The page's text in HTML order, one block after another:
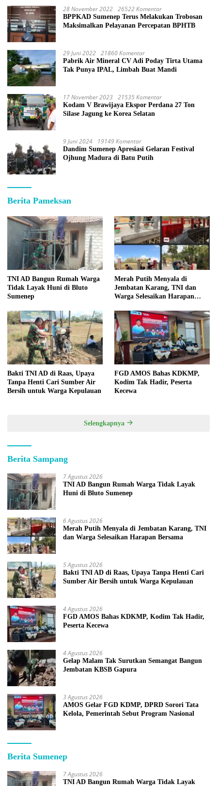
28 November 2022 26522 Komentar
BPPKAD Sumenep Terus Melakukan Trobosan
Maksimalkan Pelayanan Percepatan BPHTB
29 Juni 2022 21860 Komentar
Pabrik Air Mineral CV Adi Poday Tirta Utama
Tak Punya IPAL, Limbah Buat Mandi
17 November 2023 21535 Komentar
Kodam V Brawijaya Ekspor Perdana 27 Ton
Silase Jagung ke Korea Selatan
9 Juni 2024 19149 Komentar
Dandim Sumenep Apresiasi Gelaran Festival
Ojhung Madura di Batu Putih
Berita Pameksan
TNI AD Bangun Rumah Warga
Tidak Layak Huni di Bluto
Sumenep
Merah Putih Menyala di
Jembatan Karang, TNI dan
Warga Selesaikan Harapan
Bakti TNI AD di Raas, Upaya
Tanpa Henti Cari Sumber Air
Bersih untuk Warga Kepulauan
FGD AMOS Bahas KDKMP,
Kodim Tak Hadir, Peserta
Kecewa
Selengkapnya
Berita Sampang
7 Agustus 2026
TNI AD Bangun Rumah Warga Tidak Layak
Huni di Bluto Sumenep
6 Agustus 2026
Merah Putih Menyala di Jembatan Karang, TNI
dan Warga Selesaikan Harapan Bersama
5 Agustus 2026
Bakti TNI AD di Raas, Upaya Tanpa Henti Cari
Sumber Air Bersih untuk Warga Kepulauan
4 Agustus 2026
FGD AMOS Bahas KDKMP, Kodim Tak Hadir,
Peserta Kecewa
4 Agustus 2026
Gelap Malam Tak Surutkan Semangat Bangun
Jembatan KBSB Gapura
3 Agustus 2026
AMOS Gelar FGD KDMP, DPRD Sorori Tata
Kelola, Pemerintah Sebut Program Nasional
Berita Sumenep
7 Agustus 2026
TNI AD Bangun Rumah Warga Tidak Layak